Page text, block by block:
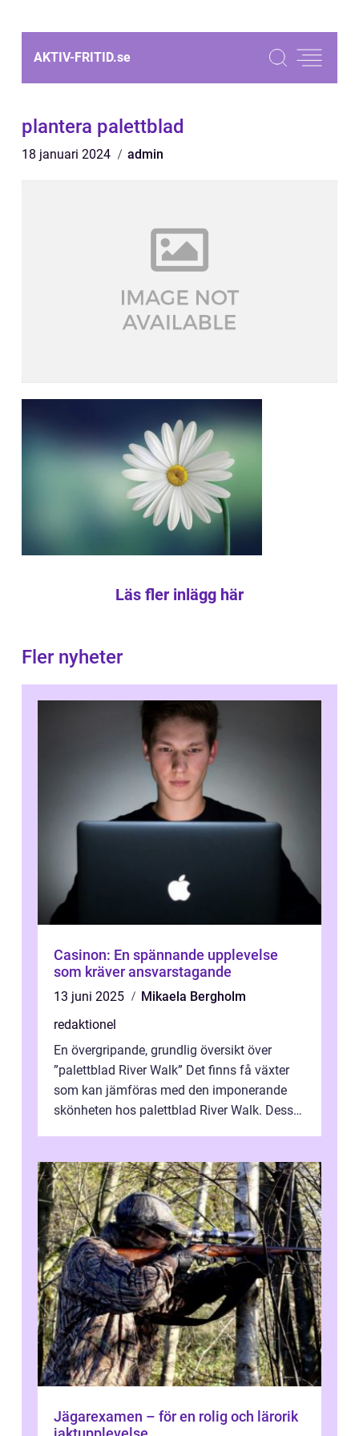
AKTIV-FRITID.se
plantera palettblad
18 januari 2024 admin
Läs fler inlägg här
Fler nyheter
Casinon: En spännande upplevelse
som kräver ansvarstagande
13 juni 2025
Mikaela Bergholm
redaktionel
En övergripande, grundlig översikt över
”palettblad River Walk” Det finns få växter
som kan jämföras med den imponerande
skönheten hos palettblad River Walk. Dess
Jägarexamen – för en rolig och lärorik